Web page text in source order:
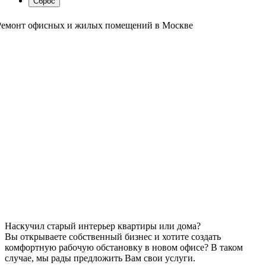
Наскучил старый интерьер квартиры или дома?
Вы открываете собственный бизнес и хотите создать
комфортную рабочую обстановку в новом офисе? В таком
случае, мы рады предложить Вам свои услуги.